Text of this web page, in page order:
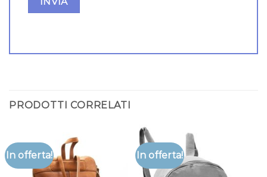
PRODOTTI CORRELATI
In offerta! In offerta!